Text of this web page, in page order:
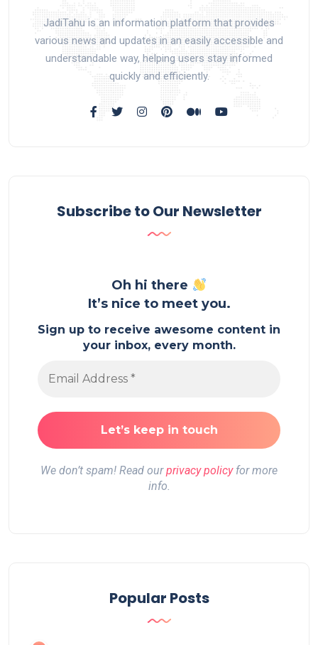
JadiTahu is an information platform that provides
various news and updates in an easily accessible and
understandable way, helping users stay informed
quickly and efficiently.
Subscribe to Our Newsletter
Oh hi there
It’s nice to meet you.
Sign up to receive awesome content in
your inbox, every month.
We don’t spam! Read ourprivacy policyfor more
info.
Popular Posts